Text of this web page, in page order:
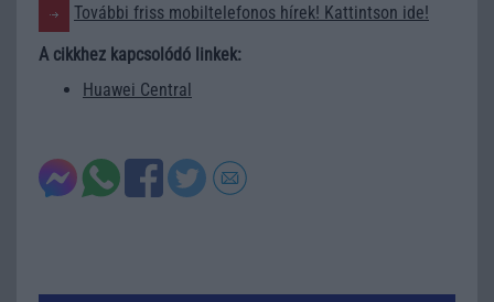
További friss mobiltelefonos hírek! Kattintson ide!
A cikkhez kapcsolódó linkek:
Huawei Central